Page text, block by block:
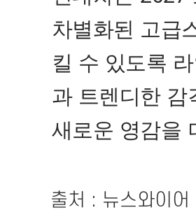
차별화된 고급
킬 수 있도록
과 트렌디한
새로운 영감을
출처 : 뉴스와이어